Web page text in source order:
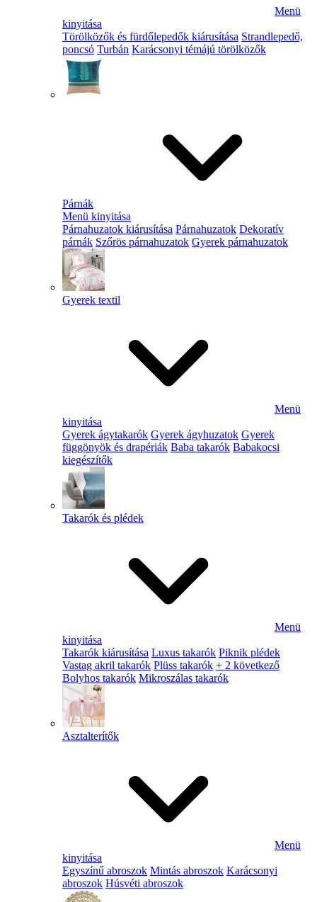
Menü
kinyitása
Törölközők és fürdőlepedők kiárusítása Strandlepedő,
poncsó Turbán Karácsonyi témájú törölközők
Párnák
Menü kinyitása
Párnahuzatok kiárusítása Párnahuzatok Dekoratív
párnák Szőrös párnahuzatok Gyerek párnahuzatok
Gyerek textil
Menü
kinyitása
Gyerek ágytakarók Gyerek ágyhuzatok Gyerek
függönyök és drapériák Baba takarók Babakocsi
kiegészítők
Takarók és plédek
Menü
kinyitása
Takarók kiárusítása Luxus takarók Piknik plédek
Vastag akril takarók Plüss takarók + 2 következő
Bolyhos takarók Mikroszálas takarók
Asztalterítők
Menü
kinyitása
Egyszínű abroszok Mintás abroszok Karácsonyi
abroszok Húsvéti abroszok